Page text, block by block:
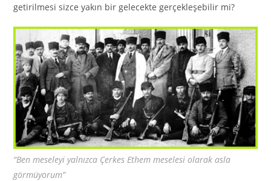
getirilmesi sizce yakın bir gelecekte gerçekleşebilir mi?
“Ben meseleyi yalnızca Çerkes Ethem meselesi olarak asla
görmüyorum”